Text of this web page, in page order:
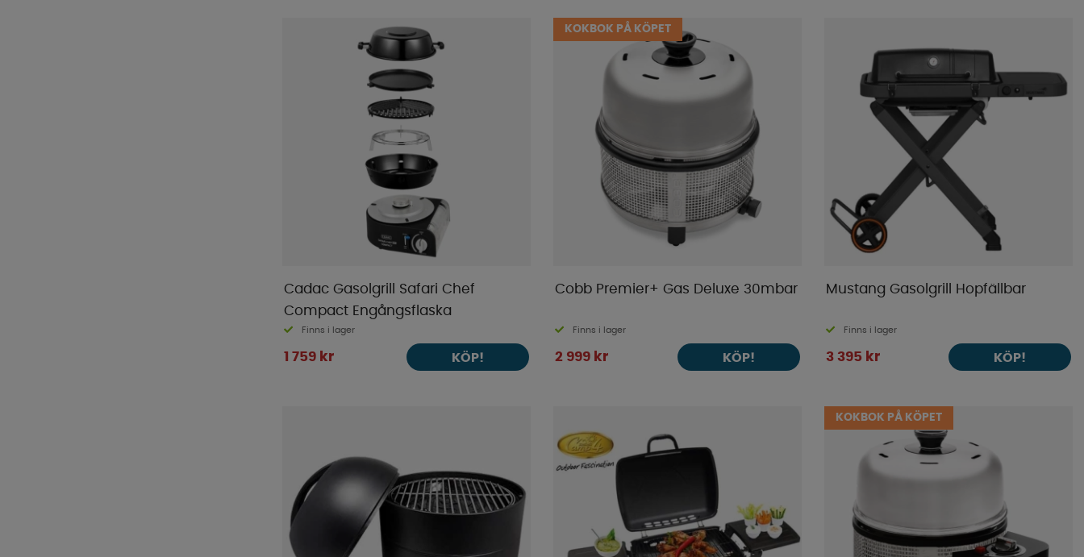
Cadac Gasolgrill Safari Chef
Compact Engångsflaska
Finns i lager
1 759 kr KÖP!
KOKBOK PÅ KÖPET
Cobb Premier+ Gas Deluxe 30mbar
Finns i lager
2 999 kr KÖP!
Mustang Gasolgrill Hopfällbar
Finns i lager
3 395 kr KÖP!
KOKBOK PÅ KÖPET